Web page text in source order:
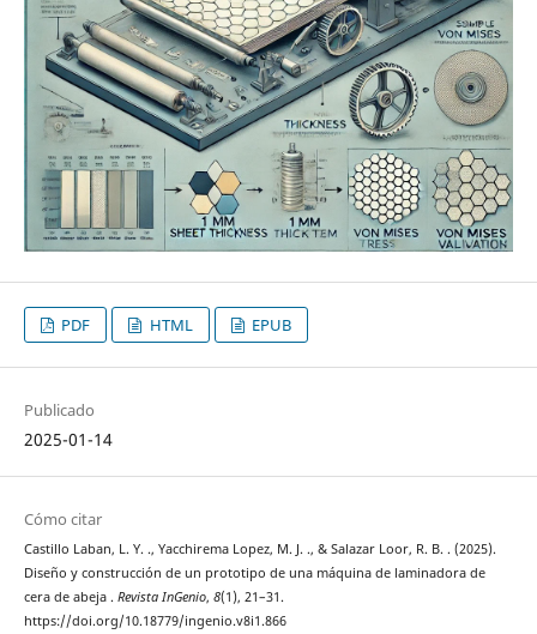
PDF HTML EPUB
Publicado
2025-01-14
Cómo citar
Castillo Laban, L. Y. ., Yacchirema Lopez, M. J. ., & Salazar Loor, R. B. . (2025).
Diseño y construcción de un prototipo de una máquina de laminadora de
cera de abeja . Revista InGenio, 8(1), 21–31.
https://doi.org/10.18779/ingenio.v8i1.866